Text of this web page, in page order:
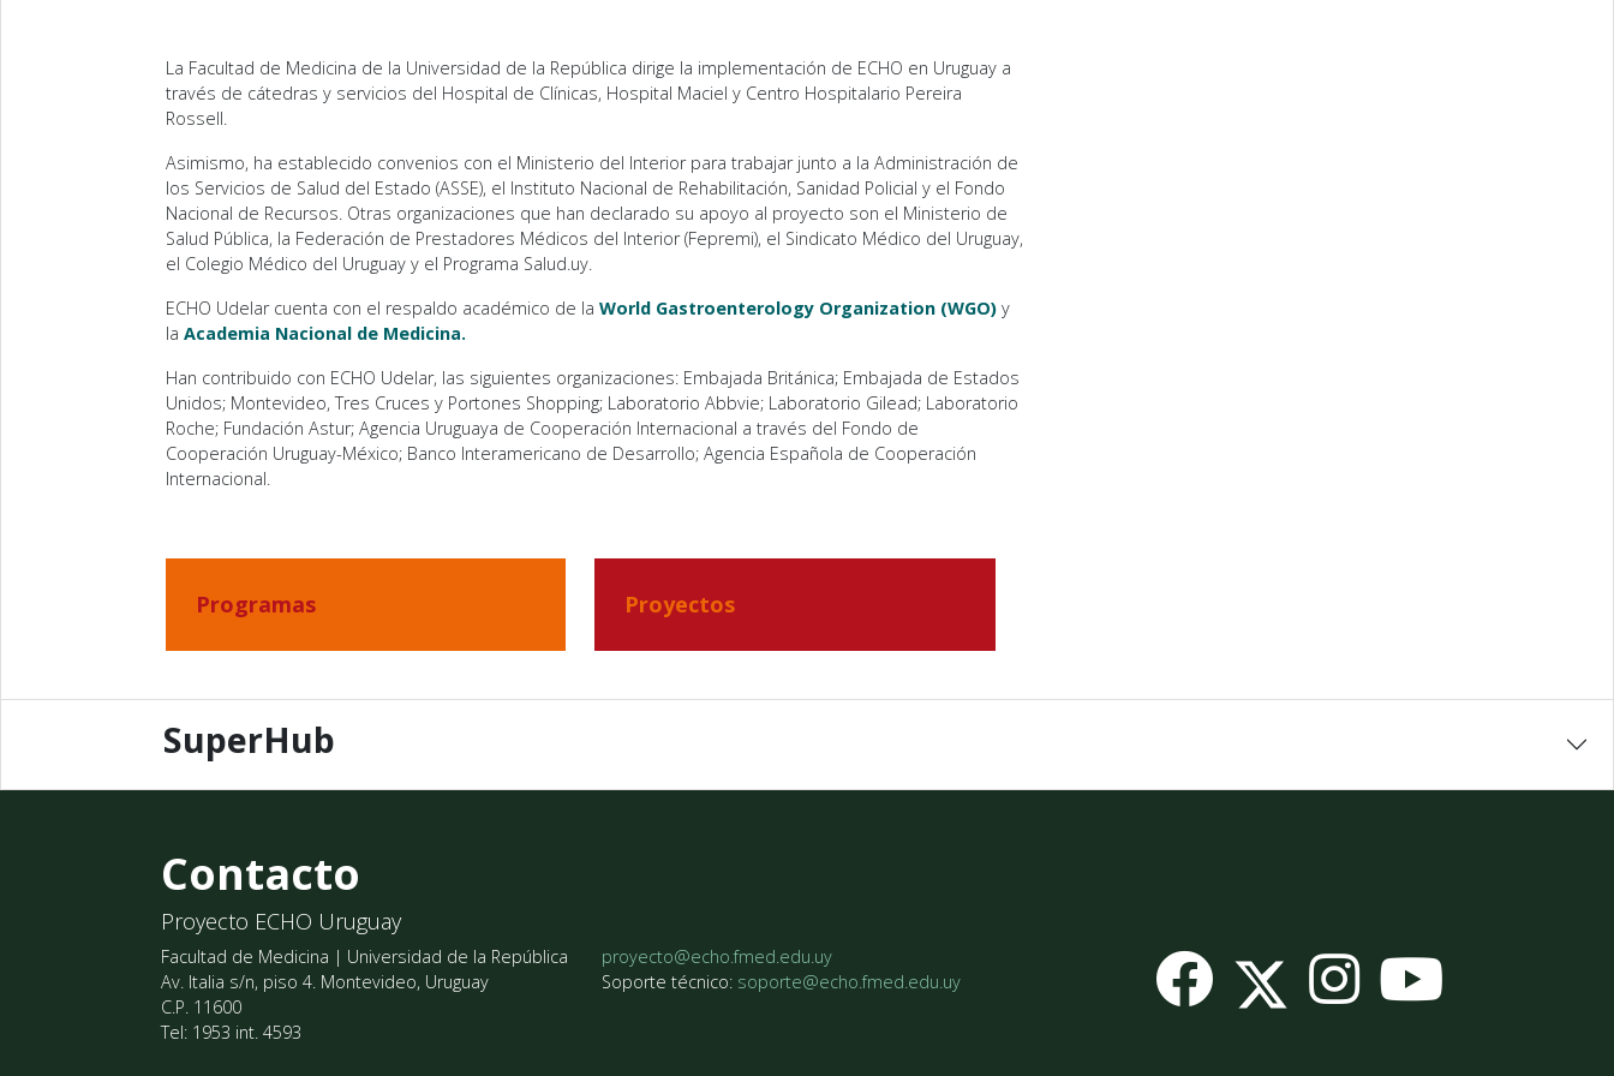
La Facultad de Medicina de la Universidad de la República dirige la implementación de ECHO en Uruguay a
través de cátedras y servicios del Hospital de Clínicas, Hospital Maciel y Centro Hospitalario Pereira
Rossell.
Asimismo, ha establecido convenios con el Ministerio del Interior para trabajar junto a la Administración de
los Servicios de Salud del Estado (ASSE), el Instituto Nacional de Rehabilitación, Sanidad Policial y el Fondo
Nacional de Recursos. Otras organizaciones que han declarado su apoyo al proyecto son el Ministerio de
Salud Pública, la Federación de Prestadores Médicos del Interior (Fepremi), el Sindicato Médico del Uruguay,
el Colegio Médico del Uruguay y el Programa Salud.uy.
ECHO Udelar cuenta con el respaldo académico de la World Gastroenterology Organization (WGO) y
la Academia Nacional de Medicina.
Han contribuido con ECHO Udelar, las siguientes organizaciones: Embajada Británica; Embajada de Estados
Unidos; Montevideo, Tres Cruces y Portones Shopping; Laboratorio Abbvie; Laboratorio Gilead; Laboratorio
Roche; Fundación Astur; Agencia Uruguaya de Cooperación Internacional a través del Fondo de
Cooperación Uruguay-México; Banco Interamericano de Desarrollo; Agencia Española de Cooperación
Internacional.
Programas Proyectos
SuperHub
Contacto
Proyecto ECHO Uruguay
Facultad de Medicina | Universidad de la República
Av. Italia s/n, piso 4. Montevideo, Uruguay
C.P. 11600
Tel: 1953 int. 4593
proyecto@echo.fmed.edu.uy
Soporte técnico: soporte@echo.fmed.edu.uy